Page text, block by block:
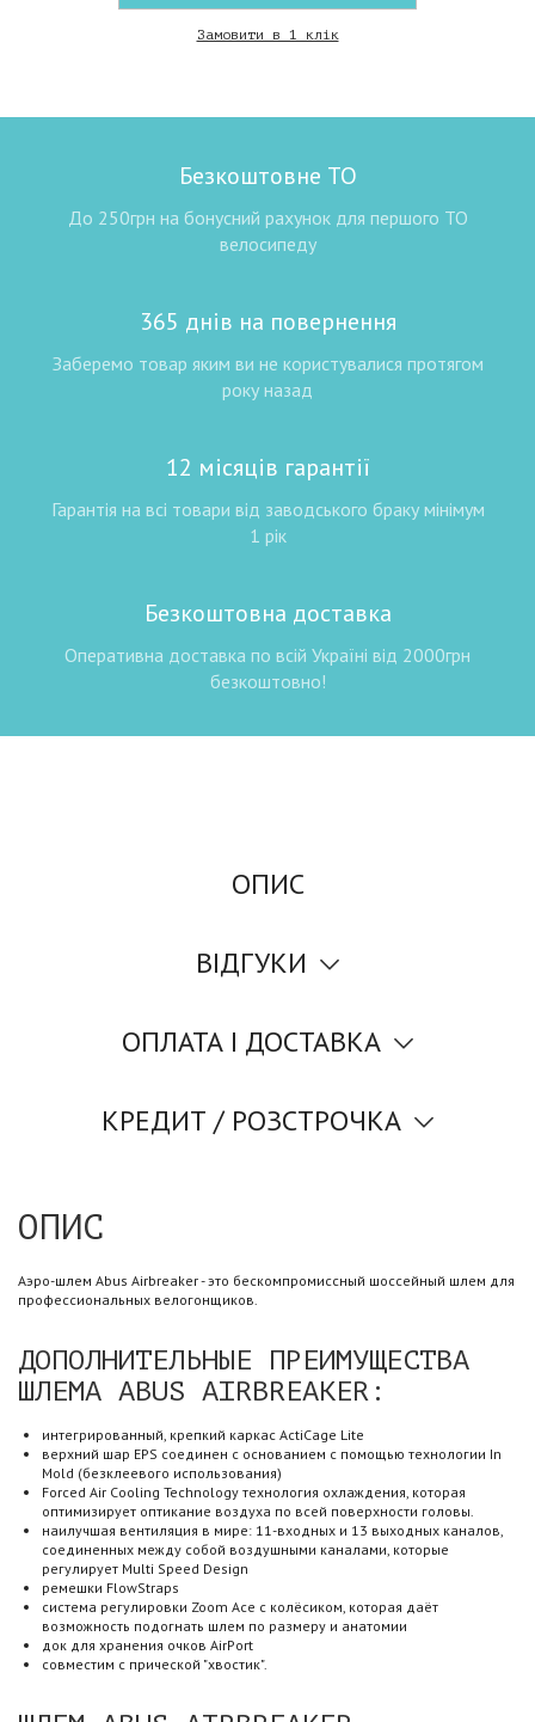
Замовити в 1 клік
Безкоштовне ТО
До 250грн на бонусний рахунок для першого ТО
велосипеду
365 днів на повернення
Заберемо товар яким ви не користувалися протягом
року назад
12 місяців гарантії
Гарантія на всі товари від заводського браку мінімум
1 рік
Безкоштовна доставка
Оперативна доставка по всій Україні від 2000грн
безкоштовно!
ОПИС
ВІДГУКИ
ОПЛАТА І ДОСТАВКА
КРЕДИТ / РОЗСТРОЧКА
ОПИС
Аэро-шлем Abus Airbreaker - это бескомпромиссный шоссейный шлем для
профессиональных велогонщиков.
ДОПОЛНИТЕЛЬНЫЕ ПРЕИМУЩЕСТВА
ШЛЕМА ABUS AIRBREAKER:
интегрированный, крепкий каркас ActiCage Lite
верхний шар EPS соединен с основанием с помощью технологии In
Mold (безклеевого использования)
Forced Air Cooling Technology технология охлаждения, которая
оптимизирует оптикание воздуха по всей поверхности головы.
наилучшая вентиляция в мире: 11-входных и 13 выходных каналов,
соединенных между собой воздушными каналами, которые
регулирует Multi Speed Design
ремешки FlowStraps
система регулировки Zoom Ace с колёсиком, которая даёт
возможность подогнать шлем по размеру и анатомии
док для хранения очков AirPort
совместим с прической "хвостик".